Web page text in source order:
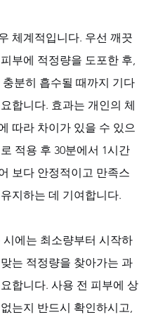
체계적입니다. 우선 깨끗
부에 적정량을 도포한 후,
충분히 흡수될 때까지 기다
합니다. 효과는 개인의 체
따라 차이가 있을 수 있으
적용 후 30분에서 1시간
보다 안정적이고 만족스
지하는 데 기여합니다.
시에는 최소량부터 시작하
는 적정량을 찾아가는 과
합니다. 사용 전 피부에 상
는지 반드시 확인하시고,